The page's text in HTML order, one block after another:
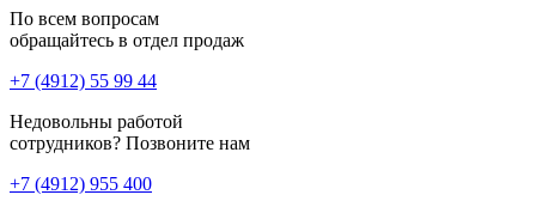
По всем вопросам
обращайтесь в отдел продаж
+7 (4912) 55 99 44
Недовольны работой
сотрудников? Позвоните нам
+7 (4912) 955 400